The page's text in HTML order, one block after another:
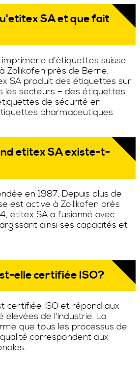
SA et que fait
d'étiquettes suisse
Zollikofen près de Berne.
SA produit des étiquettes sur
les secteurs – des étiquettes
de sécurité en
pharmaceutiques
etitex SA existe-t-
en 1987. Depuis plus de
est active à Zollikofen près
etitex SA a fusionné avec
ainsi ses capacités et
elle certifiée ISO?
certifiée ISO et répond aux
élevées de l'industrie. La
que tous les processus de
correspondent aux